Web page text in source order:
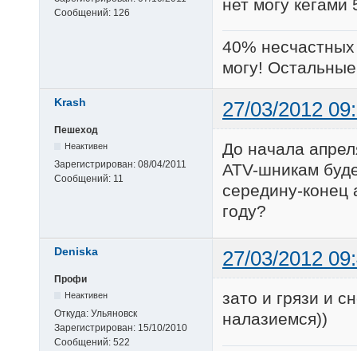
Сообщений: 126 нет могу кегами
40%
могу!
Krash 27/03/2012
Пешеход
Неактивен
Зарегистрирован: 08/04/2011
Сообщений: 11
До начала
ATV-шникам
середину-конец
году?
Deniska 27/03/2012
Профи
Неактивен
Откуда: Ульяновск
Зарегистрирован: 15/10/2010
Сообщений: 522
зато и грязи и
налазиемся))